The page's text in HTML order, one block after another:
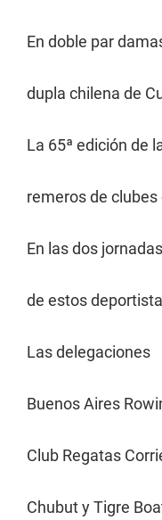
En doble par
dupla chilena de
La 65ª edición de
remeros de clubes
En las dos
de estos
Las delegaciones
Buenos Aires
Club Regatas
Chubut y Tigre